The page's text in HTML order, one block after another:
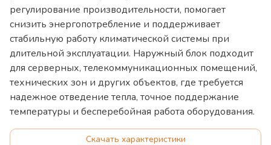
регулирование производительности, помогает
снизить энергопотребление и поддерживает
стабильную работу климатической системы при
длительной эксплуатации. Наружный блок подходит
для серверных, телекоммуникационных помещений,
технических зон и других объектов, где требуется
надежное отведение тепла, точное поддержание
температуры и бесперебойная работа оборудования.
Скачать характеристики